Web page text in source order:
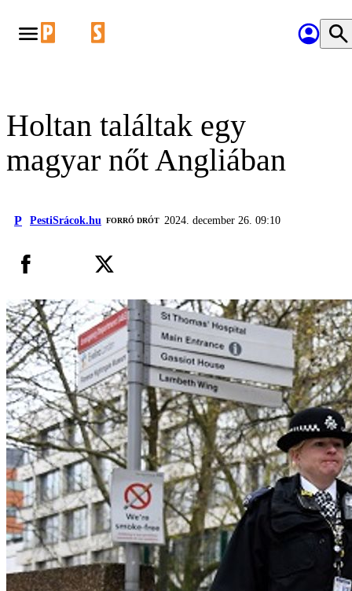
Holtan találtak egy
magyar nőt Angliában
P PestiSrácok.hu FORRÓ DRÓT 2024. december 26. 09:10